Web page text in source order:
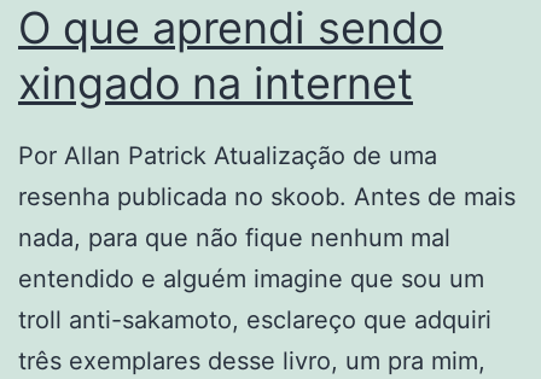
O que aprendi sendo
xingado na internet
Por Allan Patrick Atualização de uma
resenha publicada no skoob. Antes de mais
nada, para que não fique nenhum mal
entendido e alguém imagine que sou um
troll anti-sakamoto, esclareço que adquiri
três exemplares desse livro, um pra mim,